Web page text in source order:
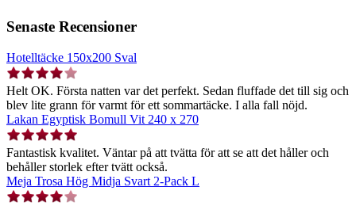
Senaste Recensioner
Hotelltäcke 150x200 Sval
Helt OK. Första natten var det perfekt. Sedan fluffade det till sig och
blev lite grann för varmt för ett sommartäcke. I alla fall nöjd.
Lakan Egyptisk Bomull Vit 240 x 270
Fantastisk kvalitet. Väntar på att tvätta för att se att det håller och
behåller storlek efter tvätt också.
Meja Trosa Hög Midja Svart 2-Pack L